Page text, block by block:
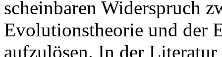
scheinbaren Widerspruch
Evolutionstheorie und der
aufzulösen. In der